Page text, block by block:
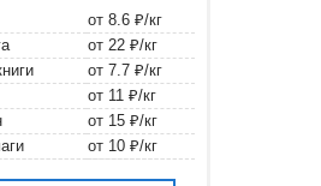
от 8.6 ₽/кг
от 22 ₽/кг
от 7.7 ₽/кг
от 11 ₽/кг
от 15 ₽/кг
от 10 ₽/кг